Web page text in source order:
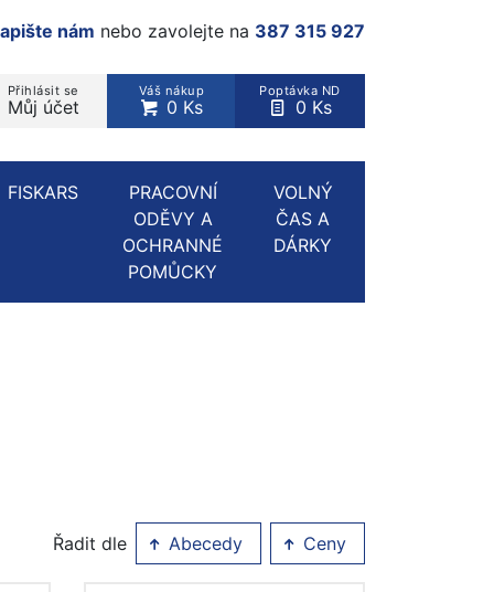
nám nebo zavolejte na 387 315 927
Přihlásit se
Můj účet
Váš nákup
0 Ks
Poptávka ND
0 Ks
kategorie...
FISKARS
PRACOVNÍ
ODĚVY A
OCHRANNÉ
POMŮCKY
VOLNÝ
ČAS A
DÁRKY
Řadit dle Abecedy Ceny